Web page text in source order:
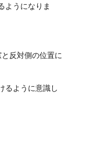
ようになりま
反対側の位置に
るように意識し